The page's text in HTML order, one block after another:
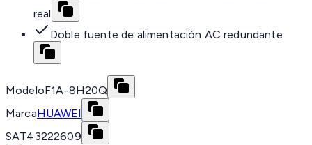
real
Doble fuente de alimentación AC redundante
ModeloF1A-8H20Q
MarcaHUAWEI
SAT43222609